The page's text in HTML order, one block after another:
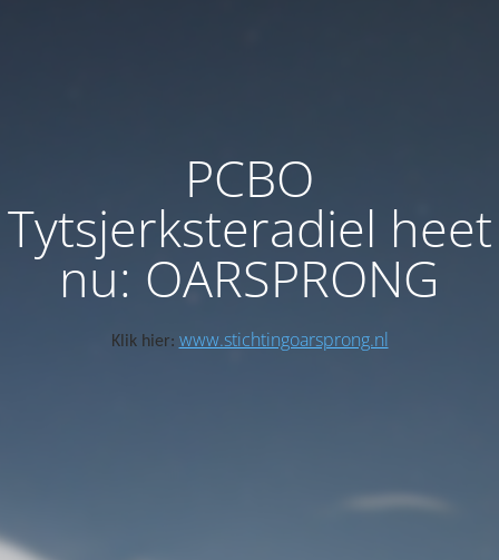
PCBO
Tytsjerksteradiel heet
nu: OARSPRONG
Klik hier: www.stichtingoarsprong.nl